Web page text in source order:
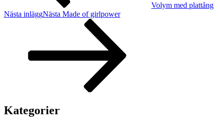
Volym med plattång
Nästa inläggNästa Made of girlpower
Kategorier